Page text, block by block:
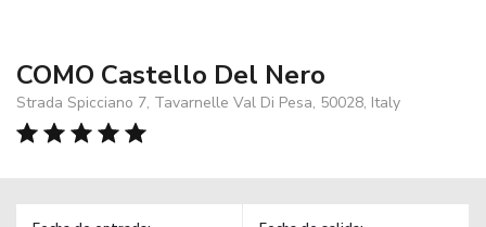
COMO Castello Del Nero
Strada Spicciano 7, Tavarnelle Val Di Pesa, 50028, Italy